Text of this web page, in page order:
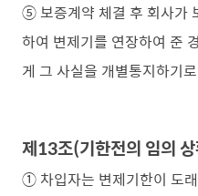
⑤ 보증계약 체결 후 회사가
하여 변제기를 연장하여 준
게 그 사실을 개별통지하기
제13조(기한전의 임의
① 차입자는 변제기한이 도